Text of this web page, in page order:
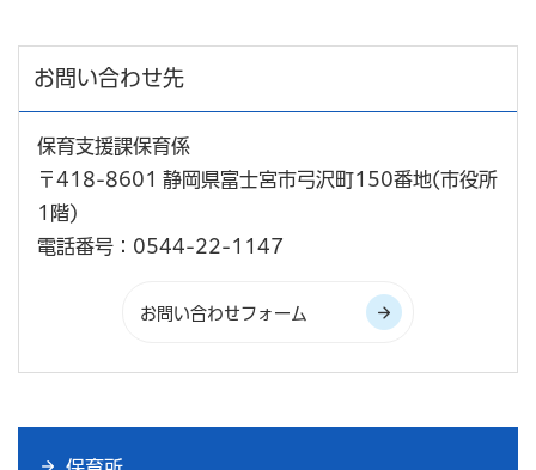
お問い合わせ先
保育支援課保育係
〒418-8601 静岡県富士宮市弓沢町150番地(市役所
1階)
電話番号：0544-22-1147